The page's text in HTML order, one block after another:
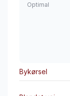
Optimal
Bykørsel